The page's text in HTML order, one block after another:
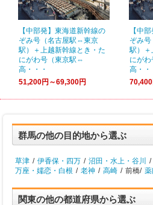
【中部発】東海道新幹線の
ぞみ号（名古屋駅⇔東京
駅）＋上越新幹線とき・た
にがわ号（東京駅⇔
高・・・
51,200円～69,300円
【中
ぞみ
駅）＋
にが
高・・
群馬の他の目的地から選ぶ
草津 / 伊香保・四万 / 沼田・水上・谷川 /
万座・嬬恋・白根 / 老神 / 高崎 / 前橋/
関東の他の都道府県から選ぶ